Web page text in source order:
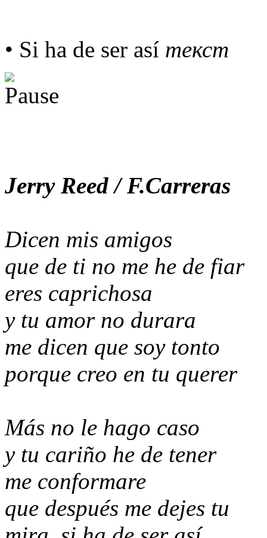
• Si ha de ser así текст
Jerry Reed / F.Carreras
Dicen mis amigos
que de ti no me he de fiar
eres caprichosa
y tu amor no durara
me dicen que soy tonto
porque creo en tu querer
Más no le hago caso
y tu cariño he de tener
me conformare
que después me dejes tu